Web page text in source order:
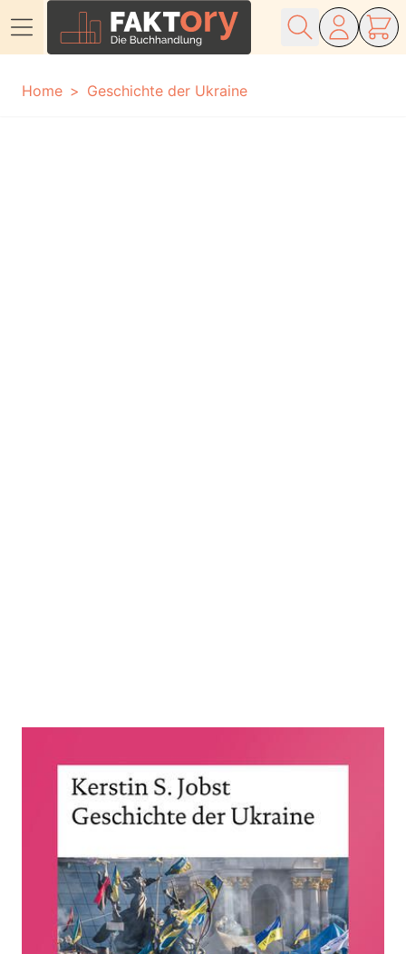
Home
Geschichte der Ukraine
Geschichte der
Ukraine
Zur Wunschliste hinzufügen